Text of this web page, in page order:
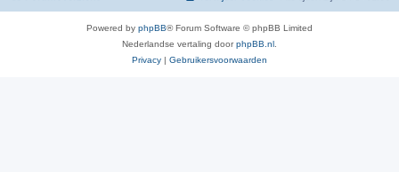
Powered by phpBB® Forum Software © phpBB Limited
Nederlandse vertaling doorphpBB.nl
Privacy | Gebruikersvoorwaarden